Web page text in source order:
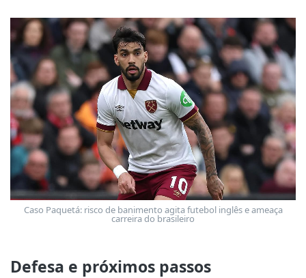
Caso Paquetá: risco de banimento agita futebol inglês e ameaça
carreira do brasileiro
Defesa e próximos passos